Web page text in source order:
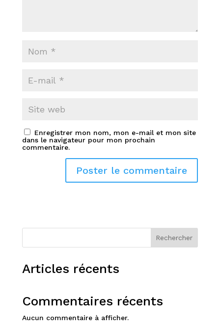
Enregistrer mon nom, mon e-mail et mon site
dans le navigateur pour mon prochain
commentaire.
Rechercher
Articles récents
Commentaires récents
Aucun commentaire à afficher.